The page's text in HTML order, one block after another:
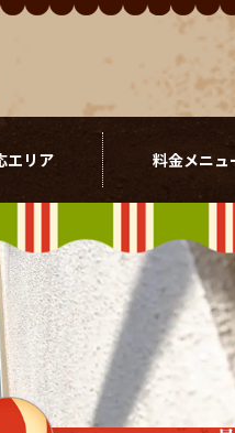
エリア 料金メニュ